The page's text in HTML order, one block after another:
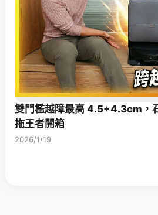
雙門檻越障最高 4.5+4.3cm，
拖王者開箱
2026/1/19